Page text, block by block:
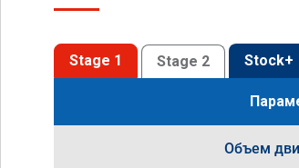
Stage 1 Stage 2 Stock+
Объем